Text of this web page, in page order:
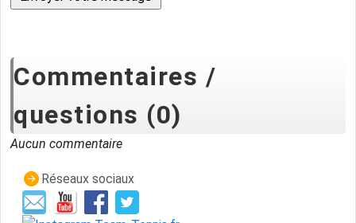
Commentaires /
questions (0)
Aucun commentaire
Réseaux sociaux